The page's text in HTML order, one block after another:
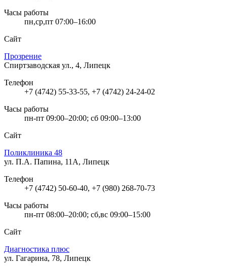
Часы работы
пн,ср,пт 07:00–16:00
Сайт
Прозрение
Спиртзаводская ул., 4, Липецк
Телефон
+7 (4742) 55-33-55, +7 (4742) 24-24-02
Часы работы
пн-пт 09:00–20:00; сб 09:00–13:00
Сайт
Поликлиника 48
ул. П.А. Папина, 11А, Липецк
Телефон
+7 (4742) 50-60-40, +7 (980) 268-70-73
Часы работы
пн-пт 08:00–20:00; сб,вс 09:00–15:00
Сайт
Диагностика плюс
ул. Гагарина, 78, Липецк